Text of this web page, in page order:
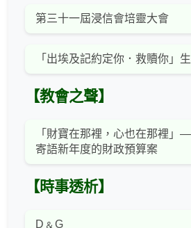
第三十一屆浸信會培靈大會
「出埃及記約定你．救贖你」
【教會之聲】
「財寶在那裡，心也在那裡」—
寄語新年度的財政預算案
【時事透析】
D﹠G